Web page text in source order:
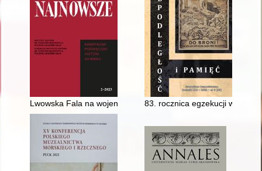
Lwowska Fala na wojennym szlakiem (1939-1946) - recenzja]
83. rocznica egzekucji